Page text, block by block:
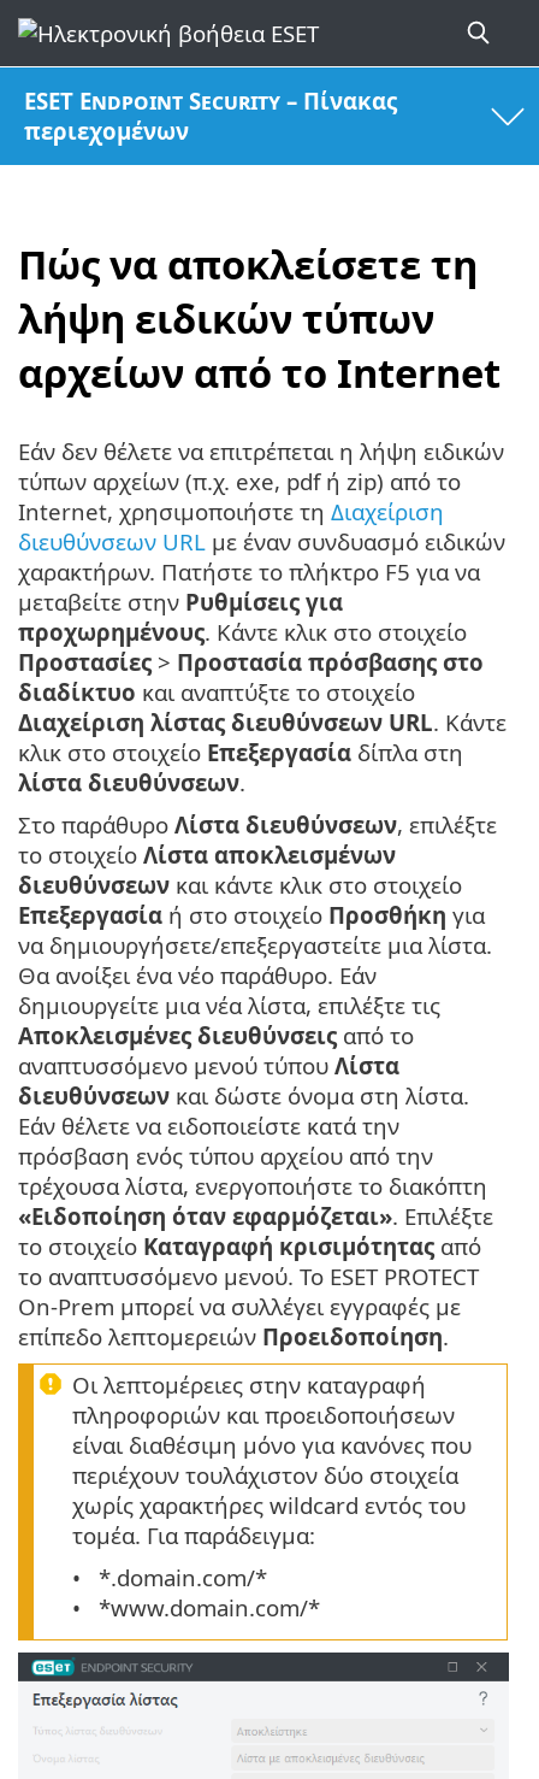
ESET Endpoint Security – Πίνακας
περιεχομένων
Πώς να αποκλείσετε τη
λήψη ειδικών τύπων
αρχείων από το Internet
Εάν δεν θέλετε να επιτρέπεται η λήψη ειδικών
τύπων αρχείων (π.χ. exe, pdf ή zip) από το
Internet, χρησιμοποιήστε τη Διαχείριση
διευθύνσεων URL με έναν συνδυασμό ειδικών
χαρακτήρων. Πατήστε το πλήκτρο F5 για να
μεταβείτε στην Ρυθμίσεις για
προχωρημένους. Κάντε κλικ στο στοιχείο
Προστασίες > Προστασία πρόσβασης στο
διαδίκτυο και αναπτύξτε το στοιχείο
Διαχείριση λίστας διευθύνσεων URL. Κάντε
κλικ στο στοιχείο Επεξεργασία δίπλα στη
λίστα διευθύνσεων.
Στο παράθυρο Λίστα διευθύνσεων, επιλέξτε
το στοιχείο Λίστα αποκλεισμένων
διευθύνσεων και κάντε κλικ στο στοιχείο
Επεξεργασία ή στο στοιχείο Προσθήκη για
να δημιουργήσετε/επεξεργαστείτε μια λίστα.
Θα ανοίξει ένα νέο παράθυρο. Εάν
δημιουργείτε μια νέα λίστα, επιλέξτε τις
Αποκλεισμένες διευθύνσεις από το
αναπτυσσόμενο μενού τύπου Λίστα
διευθύνσεων και δώστε όνομα στη λίστα.
Εάν θέλετε να ειδοποιείστε κατά την
πρόσβαση ενός τύπου αρχείου από την
τρέχουσα λίστα, ενεργοποιήστε το διακόπτη
«Ειδοποίηση όταν εφαρμόζεται». Επιλέξτε
το στοιχείο Καταγραφή κρισιμότητας από
το αναπτυσσόμενο μενού. Το ESET PROTECT
On-Prem μπορεί να συλλέγει εγγραφές με
επίπεδο λεπτομερειών Προειδοποίηση.
Οι λεπτομέρειες στην καταγραφή
πληροφοριών και προειδοποιήσεων
είναι διαθέσιμη μόνο για κανόνες που
περιέχουν τουλάχιστον δύο στοιχεία
χωρίς χαρακτήρες wildcard εντός του
τομέα. Για παράδειγμα:
*.domain.com/*
*www.domain.com/*